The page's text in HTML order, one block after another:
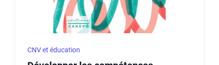
CNV et éducation